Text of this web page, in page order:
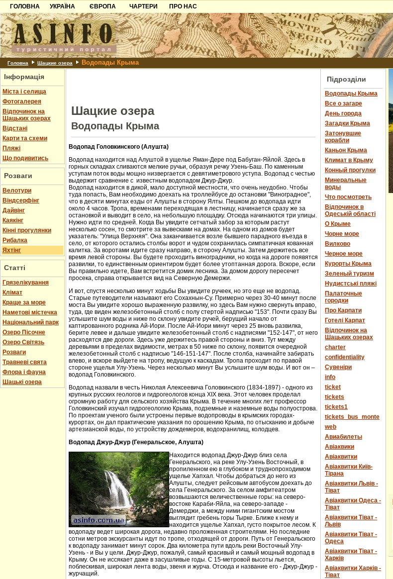
ГОЛОВНА
УКРАЇНА
Карпати
Азов
Причорноморря
Шацьк
ЄВРОПА
Чорногорія
Хорватія
Болгарія
Албанія
ЧАРТЕРИ
ПРО НАС
Контакти
Партнерам
Додати готель
Головна Шацкие озера Водопады Крыма
Інформація
Міста і селища
Фотогалерея
Відпочинок на
Шацьких озерах
Відстані
Карти та схеми
Пляжі
Що подивитись
Розваги
Велотури
Віндсерфінг
Дайвінг
Каякінг
Кінні прогулянки
Рибалка
Яхтінг
Статті
Грязелікування
Клімат
Краще за море
Наметові містечка
Національний парк
Озеро Пісочне
Озеро Світязь
Розваги
Травневі свята
Флора і фауна
Шацькі озера
Шацкие озера
Водопады Крыма
Водопад Головкинского (Алушта)
Водопад находится над Алуштой в ущелье Яман-Дере под Бабуган-Яйлой. Здесь в
горных складках сливаются мелкие ручьи, образуя речку Узень-Баш. По каменным
уступам поток воды мощно низвергается с девятиметрового уступа. Водопад с честью
выдержит сравнение с известным водопадом Джур-Джур.
Водопад находится в дикой, мало доступной местности, что очень неудобно. Чтобы
туда попасть, Вам необходимо доехать на троллейбусе до остановки "Виноградное",
что в десяти минутах езды от Алушты в сторону Ялты. Пешком до водопада идти
около 4 часов. Тропа, временами переходящая в лестницу, начинается сразу же за
остановкой и выводит в село, на небольшую площадку. Отсюда начинаются три улицы.
Нужно идти по средней. Когда Вы увидите сетчатый забор за которым растут
несколько сосен, то смотрите за вывесками на домах. На одном из домов будет
указатель: "Улица Верхняя". Она заканчивается возле бывшего парадного въезда в
село, от которого остались столбы ворот и чудом сохранилась симпатичная кованная
калитка. За воротами идите сразу направо, в сторону Алушты. Затем держитесь все
время левой стороны. Вы будете проходить виноградники, но когда на дороге появятся
развилки, то единственным ориентиром будет более утоптанная дорога. Вскоре, если
Вы правильно идете, Вам встретится домик лесника. За домом дорогу пересечет
просека, справа открывается вид на Северную Демержи.
И вот, спустя несколько минут ходьбы Вы увидите ручеек, но это еще не водопад.
Старые путеводители называют его Сохахнын-Су. Примерно через 30-40 минут после
моста Вы увидите хорошо выраженную развилку, но здесь Вам нужно свернуть вправо,
туда, где виден железобетонный столб с полу стертой надписью "153". Почти сразу Вы
услышите шум воды и ниже по склону увидите ручей, берущий начало от
каптированного родника Ай-Иори. После Ай-Иори минут через 25 вновь развилка,
берите левее и дальше увидите железобетонный столб с надписями "152-147", от него
расходятся две дороги. Здесь уже держитесь правой стороны и вниз. Тут между
деревьями в пределах видимости, метрах в 50 ниже по склону, появится очередной
железобетонный столб с надписью "146-151-147". После столба, начинайте забирать
влево, и вскоре выйдете на тропу, ведущую к каскадам. Тропа проходит по правой
стороне ущелья Улу-Узень. Через несколько минут Вы услышите шум воды. И вот он –
водопад Головкинского.
Водопад назвали в честь Николая Алексеевича Головкинского (1834-1897) - одного из
крупных русских геологов и гидрогеологов конца XIX века. Этот человек проделал
огромную работу для сельского хозяйства Крыма. В течение многих лет профессор
Головкинский изучал гидрогеологию Крыма, подземные и наземные воды полуострова.
По проектам ученого были устроены первые водопроводы в крымских городах-
курортах, он дал практические указания по орошению Крыма, по отысканию и добыче
артезианской воды, по устройству дождемеров, водохранилищ, колодцев.
Водопад Джур-Джур (Генеральское, Алушта)
Находится водопад Джур-Джур близ села
Генеральского, на реке Улу-Узень Восточный, в
пропиленном ею в глубоком и труднопроходимом
ущелье Хапхал. Чтобы добраться до него из
Алушты, следует рейсовым автобусом доехать до
села Генеральского. За селом амфитеатром
возвышаются величественные горы: на северо-
востоке Караби-Яйла, на северо-западе -
Демерджи, а между ними гигантским мостом
выглядит гребень горы Тырке. Ближе к нему и
находится ущелье Хапхал, густо покрытое лесом. К
водопаду ведет широкая дорога, недавно проложенная строителями. Но последние
сотни метров экскурсанты идут по тропе, отходящей от дороги. Путь от Генеральского
к водопаду занимает минут сорок. Два километра пути вдоль реки Восточный Улу-
Узень - и Вы у цели. Джур-Джур, пожалуй, самый красивый и самый мощный водопад в
Крыму. Он не иссякает даже в засушливые годы. С 15-метровой высоты льется,
поблескивая, широкая лента воды, звеня и журча. Отсюда и название его - Джур-Джур -
журчащий.
Підрозділи
Водопады Крыма
Все о загаре
День города
Загадки Крыма
Затонувшие
корабли
Каньон Крыма
Климат в Крыму
Конный прогулки
Минеральные
воды
Что посмотреть
Відпочинок в
Одеській області
О Крыме
Чорне море
Вилково
Черное море
Курорты Крыма
Зеленый туризм
Нудистські пляжі
Палаточные
городки
Про Карпати
Готелі Карпат
Відпочинок на
Шацьких озерах
charter
confidentiality
Cувеніри
info
ticket
tickets
tickets1
tickets_bus_monte
web
Авиабилеты
Авіаквики
Авіаквитки
Авіаквитки Київ-
Тірана
Авіаквитки Львів -
Тіват
Авіаквитки Одеса -
Тіват
Авіаквитки Тіват -
Львів
Авіаквитки Тіват -
Одеса
Авіаквитки Тіват -
Харків
Авіаквитки Харків -
Тіват